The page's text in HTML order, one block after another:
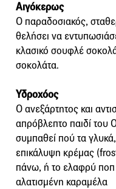
Αιγόκερως
Ο παραδοσιακός,
θελήσει να
κλασικό σουφλέ
σοκολάτα.
Υδροχόος
Ο ανεξάρτητος και
απρόβλεπτο παιδί
συμπαθεί πού τα
επικάλυψη κρέμας
πάνω, ή το ελαφρύ ποπ
αλατισμένη καραμέλα